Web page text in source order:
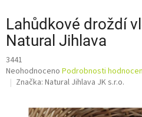
Lahůdkové droždí
Natural Jihlava
3441
Průměrné
hodnocení
Neohodnoceno Podrobnosti
Značka: Natural Jihlava JK s.r.o.